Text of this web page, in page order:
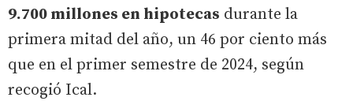
9.700 millones en hipotecas durante la
primera mitad del año, un 46 por ciento más
que en el primer semestre de 2024, según
recogió Ical.